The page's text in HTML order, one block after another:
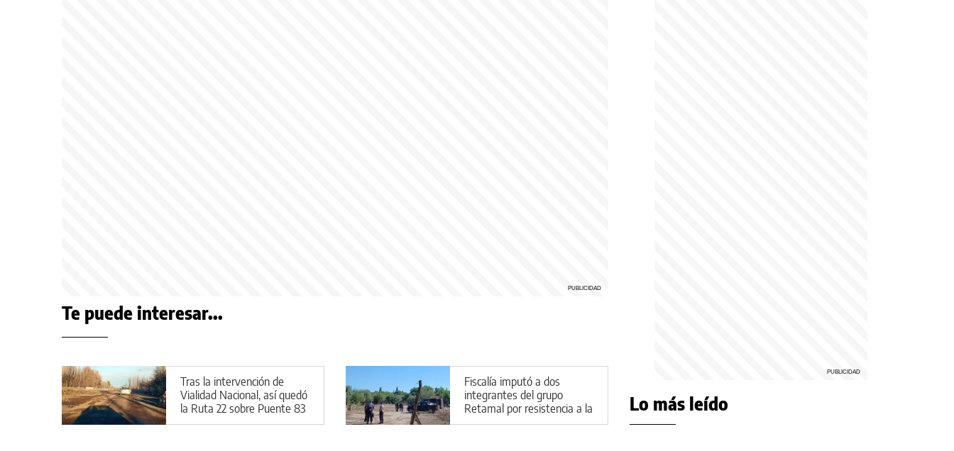
Te puede interesar...
Tras la intervención de
Vialidad Nacional, así quedó
la Ruta 22 sobre Puente 83
Fiscalía imputó a dos
integrantes del grupo
Retamal por resistencia a la
autoridad
Lo más leído